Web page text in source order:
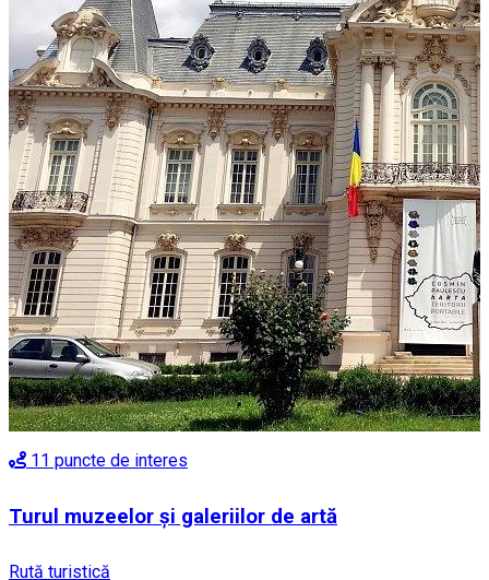
11 puncte de interes
Turul muzeelor și galeriilor de artă
Rută turistică